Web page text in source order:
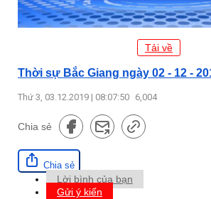
Tải về
Thời sự Bắc Giang ngày 02 - 12 -
Thứ 3, 03.12.2019 | 08:07:50 6,004
Chia sẻ
Chia sẻ
Lời bình của bạn
Gửi ý kiến